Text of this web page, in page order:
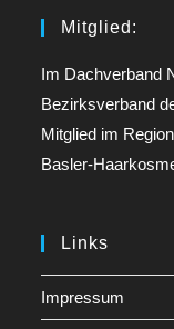
Mitglied:
Im Dachverband
Bezirksverband
Mitglied im
Basler-
Links
Impressum